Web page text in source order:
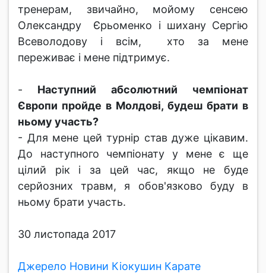
тренерам, звичайно, мойому сенсею
Олександру Єрьоменко і шихану Сергію
Всеволодову і всім, хто за мене
переживає і мене підтримує.
- Наступний абсолютний чемпіонат
Європи пройде в Молдові, будеш брати в
ньому участь?
- Для мене цей турнір став дуже цікавим.
До наступного чемпіонату у мене є ще
цілий рік і за цей час, якщо не буде
серйозних травм, я обов'язково буду в
ньому брати участь.
30 листопада 2017
Джерело Новини Кіокушин Карате